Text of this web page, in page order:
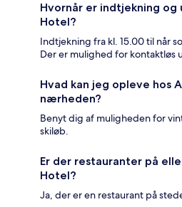
Hvornår er indtjekning og
Hotel?
Indtjekning fra kl. 15.00 til når
Der er mulighed for kontaktløs
Hvad kan jeg opleve hos
nærheden?
Benyt dig af muligheden for
skiløb.
Er der restauranter på
Hotel?
Ja, der er en restaurant på